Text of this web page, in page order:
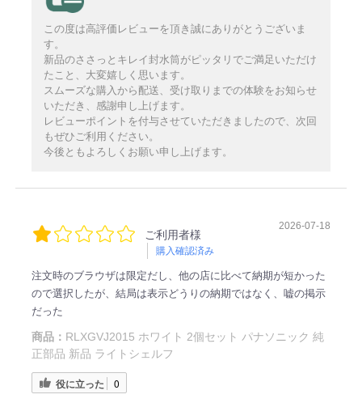
この度は高評価レビューを頂き誠にありがとうございま
す。
新品のささっとキレイ封水筒がピッタリでご満足いただけ
たこと、大変嬉しく思います。
スムーズな購入から配送、受け取りまでの体験をお知らせ
いただき、感謝申し上げます。
レビューポイントを付与させていただきましたので、次回
もぜひご利用ください。
今後ともよろしくお願い申し上げます。
ご利用者様
購入確認済み
2026-07-18
注文時のブラウザは限定だし、他の店に比べて納期が短かった
ので選択したが、結局は表示どうりの納期ではなく、嘘の掲示
だった
商品： RLXGVJ2015 ホワイト 2個セット パナソニック 純
正部品 新品 ライトシェルフ
役に立った 0